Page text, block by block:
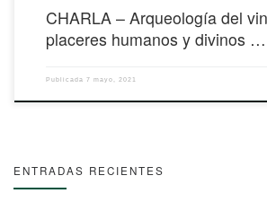
CHARLA – Arqueología del
placeres humanos y divinos …
Publicada 7 mayo, 2021
ENTRADAS RECIENTES